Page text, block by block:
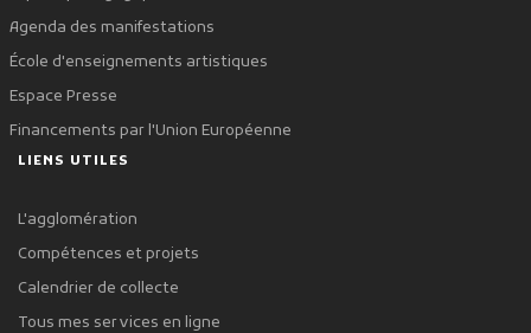
Agenda des manifestations
École d'enseignements artistiques
Espace Presse
Financements par l'Union Européenne
LIENS UTILES
L'agglomération
Compétences et projets
Calendrier de collecte
Tous mes services en ligne